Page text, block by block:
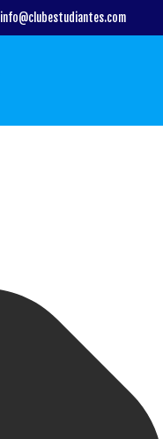
info@clubestudiantes.com